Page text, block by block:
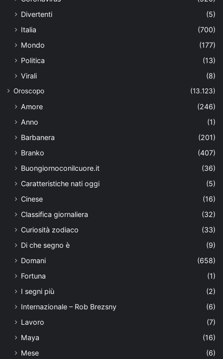
Divertenti
(5)
Italia
(700)
Mondo
(177)
Politica
(13)
Virali
(8)
Oroscopo (13.123)
Amore
(246)
Anno
(1)
Barbanera
(201)
Branko
(407)
Buongiornoconilcuore.it
(36)
Caratteristiche nati oggi
(5)
Cinese
(16)
Classifica giornaliera
(32)
Curiosità zodiaco
(33)
Di che segno è
(9)
Domani
(658)
Fortuna
(1)
I segni più
(2)
Internazionale – Rob Brezsny
(6)
Lavoro
(7)
Maya
(16)
Mese
(6)